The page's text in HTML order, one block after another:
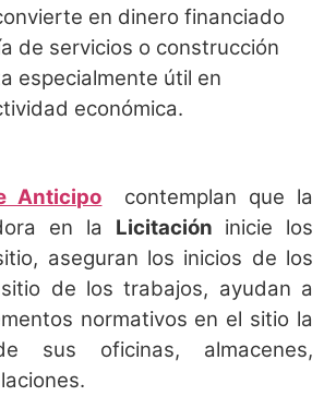
en dinero financiado
de servicios o construcción
especialmente útil en
económica.
Anticipo
contemplan que la
en la Licitación inicie los
aseguran los inicios de los
de los trabajos, ayudan a
normativos en el sitio la
sus oficinas, almacenes,